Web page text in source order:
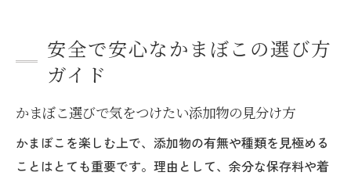
安全で安心なかまぼこの選び方
ガイド
かまぼこ選びで気をつけたい添加物の見分け方
かまぼこを楽しむ上で、添加物の有無や種類を見極める
ことはとても重要です。理由として、余分な保存料や着